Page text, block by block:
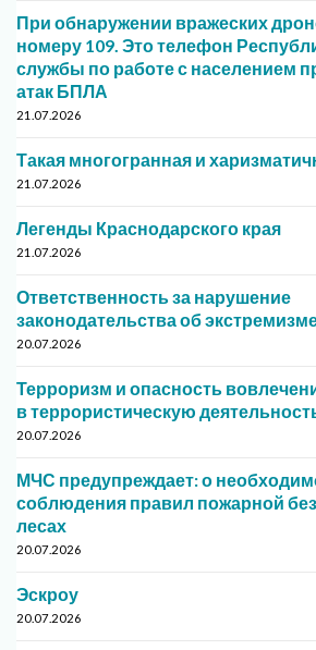
При обнаружении вражеских
номеру 109. Это телефон
службы по работе с населением
атак БПЛА
21.07.2026
Такая многогранная и
21.07.2026
Легенды Краснодарского края
21.07.2026
Ответственность за нарушение
законодательства об
20.07.2026
Терроризм и опасность
в террористическую
20.07.2026
МЧС предупреждает: о
соблюдения правил пожарной
лесах
20.07.2026
Эскроу
20.07.2026